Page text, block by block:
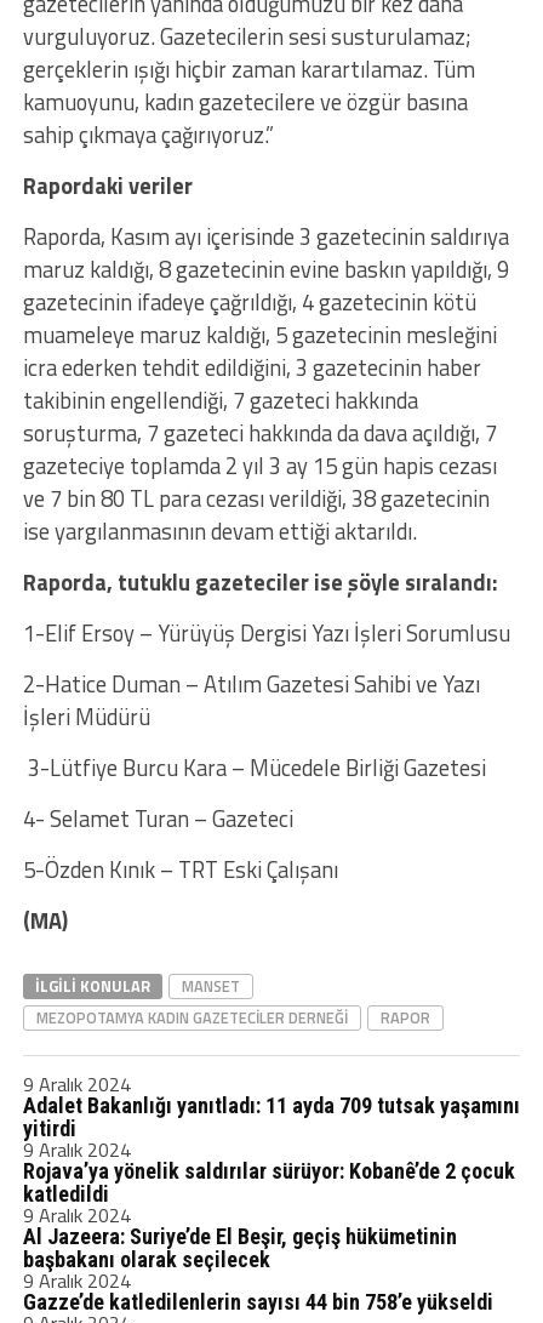
vurguluyoruz. Gazetecilerin sesi susturulamaz;
gerçeklerin ışığı hiçbir zaman karartılamaz. Tüm
kamuoyunu, kadın gazetecilere ve özgür basına
sahip çıkmaya çağırıyoruz.”
Rapordaki veriler
Raporda, Kasım ayı içerisinde 3 gazetecinin saldırıya
maruz kaldığı, 8 gazetecinin evine baskın yapıldığı, 9
gazetecinin ifadeye çağrıldığı, 4 gazetecinin kötü
muameleye maruz kaldığı, 5 gazetecinin mesleğini
icra ederken tehdit edildiğini, 3 gazetecinin haber
takibinin engellendiği, 7 gazeteci hakkında
soruşturma, 7 gazeteci hakkında da dava açıldığı, 7
gazeteciye toplamda 2 yıl 3 ay 15 gün hapis cezası
ve 7 bin 80 TL para cezası verildiği, 38 gazetecinin
ise yargılanmasının devam ettiği aktarıldı.
Raporda, tutuklu gazeteciler ise şöyle sıralandı:
1-Elif Ersoy – Yürüyüş Dergisi Yazı İşleri Sorumlusu
2-Hatice Duman – Atılım Gazetesi Sahibi ve Yazı
İşleri Müdürü
3-Lütfiye Burcu Kara – Mücedele Birliği Gazetesi
4- Selamet Turan – Gazeteci
5-Özden Kınık – TRT Eski Çalışanı
(MA)
İLGILI KONULAR
MANSET
MEZOPOTAMYA KADIN GAZETECILER DERNEĞI
RAPOR
9 Aralık 2024
Adalet Bakanlığı yanıtladı: 11 ayda 709 tutsak yaşamını
yitirdi
9 Aralık 2024
Rojava’ya yönelik saldırılar sürüyor: Kobanê’de 2 çocuk
katledildi
9 Aralık 2024
Al Jazeera: Suriye’de El Beşir, geçiş hükümetinin
başbakanı olarak seçilecek
9 Aralık 2024
Gazze’de katledilenlerin sayısı 44 bin 758’e yükseldi